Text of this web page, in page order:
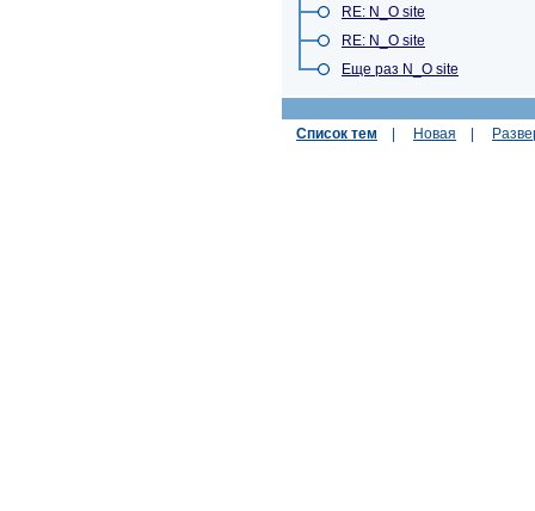
RE: N_O site
RE: N_O site
Еще раз N_O site
Список тем Новая